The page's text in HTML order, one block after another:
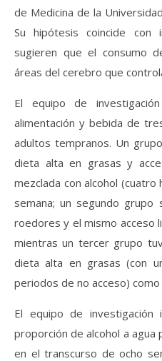
de Medicina de la
Su hipótesis coincide con
sugieren que el consumo
áreas del cerebro que
El equipo de
alimentación y bebida de
adultos tempranos. Un
dieta alta en grasas y
mezclada con alcohol
semana; un segundo grupo
roedores y el mismo acceso
mientras un tercer grupo
dieta alta en grasas (con
periodos de no acceso) como
El equipo de investigación
proporción de alcohol a
en el transcurso de ocho